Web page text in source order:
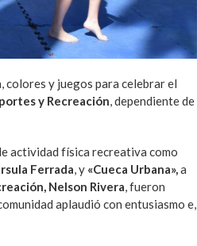
colores y juegos para celebrar el
y Recreación, dependiente de
actividad física recreativa como
Ferrada, y «Cueca Urbana»,a
Nelson Rivera, fueron
aplaudió con entusiasmo e,